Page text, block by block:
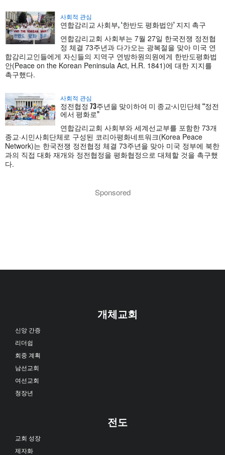
사회적 관심
연합감리교 사회부, ‘한반도 평화법안’ 지지 촉구
연합감리교회 사회부는 7월 27일 한국전쟁 정전협
정 체결 73주년과 다가오는 광복절을 맞아 미국 연
합감리교인들에게 자신들의 지역구 연방하원의원에게 한반도평화법
안(Peace on the Korean Peninsula Act, H.R. 1841)에 대한 지지를
촉구했다.
사회적 관심
정전협정 73주년을 맞이하여 미 종교·시민단체 “정전
에서 평화로”
연합감리교회 사회부와 세계선교부를 포함한 73개
종교·시민사회단체로 구성된 코리아평화네트워크(Korea Peace
Network)는 한국전쟁 정전협정 체결 73주년을 맞아 미국 정부에 북한
과의 직접 대화 재개와 정전협정을 평화협정으로 대체할 것을 촉구했
다.
Sponsored
개체교회
신앙 간증
리더쉽
회중 계획
남선교회
여선교회
청장년
전도
교회 성장
제자화